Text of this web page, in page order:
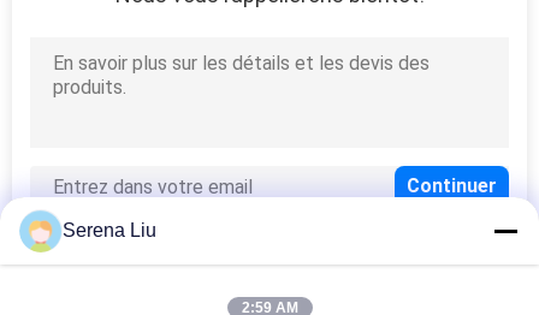
réservoir de
stockage de pétrole
Serena Liu
2:59 AM